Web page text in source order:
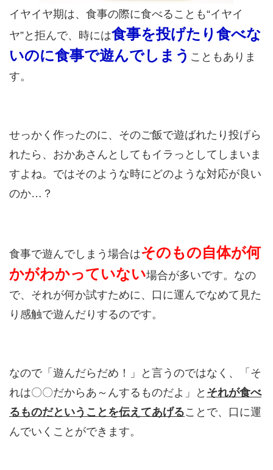
イヤイヤ期は、食事の際に食べることも“イヤイ
ヤ”と拒んで、時には食事を投げたり食べな
いのに食事で遊んでしまう こともありま
す。
せっかく作ったのに、そのご飯で遊ばれたり投げら
れたら、おかあさんとしてもイラっとしてしまいま
すよね。ではそのような時にどのような対応が良い
のか…？
食事で遊んでしまう場合はそのもの自体が何
かがわかっていない場合が多いです。なの
で、それが何か試すために、口に運んでなめて見た
り感触で遊んだりするのです。
なので「遊んだらだめ！」と言うのではなく、「そ
れは〇〇だからあ～んするものだよ」と それが食べ
るものだということを伝えてあげることで、口に運
んでいくことができます。